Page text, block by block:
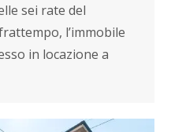
sei rate del
l’immobile
in locazione a